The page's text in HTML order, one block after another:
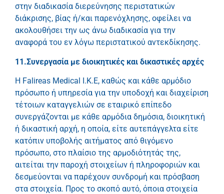
στην διαδικασία διερεύνησης περιστατικών
διάκρισης, βίας ή/και παρενόχλησης, οφείλει να
ακολουθήσει την ως άνω διαδικασία για την
αναφορά του εν λόγω περιστατικού αντεκδίκησης.
11.Συνεργασία με διοικητικές και δικαστικές αρχές
Η Falireas Medical I.K.E, καθώς και κάθε αρμόδιο
πρόσωπο ή υπηρεσία για την υποδοχή και διαχείριση
τέτοιων καταγγελιών σε εταιρικό επίπεδο
συνεργάζονται με κάθε αρμόδια δημόσια, διοικητική
ή δικαστική αρχή, η οποία, είτε αυτεπάγγελτα είτε
κατόπιν υποβολής αιτήματος από θιγόμενο
πρόσωπο, στο πλαίσιο της αρμοδιότητάς της,
αιτείται την παροχή στοιχείων ή πληροφοριών και
δεσμεύονται να παρέχουν συνδρομή και πρόσβαση
στα στοιχεία. Προς το σκοπό αυτό, όποια στοιχεία